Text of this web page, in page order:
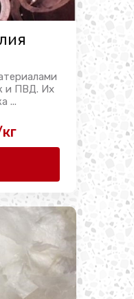
и ПВД. Их
...